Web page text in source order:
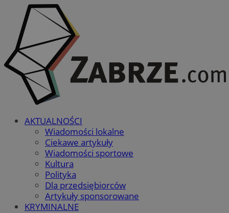
AKTUALNOŚCI
Wiadomości lokalne
Ciekawe artykuły
Wiadomości sportowe
Kultura
Polityka
Dla przedsiębiorców
Artykuły sponsorowane
KRYMINALNE